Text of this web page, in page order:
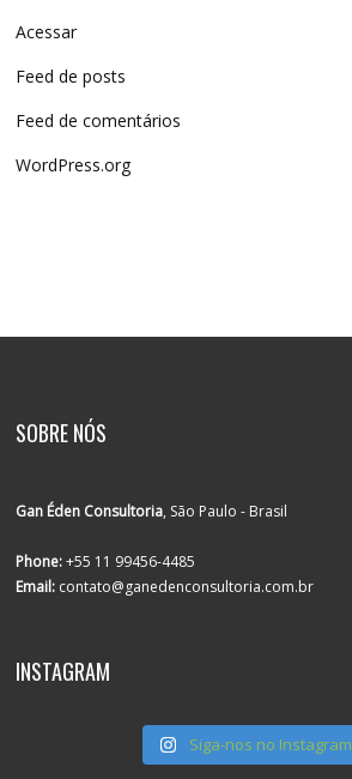
Acessar
Feed de posts
Feed de comentários
WordPress.org
SOBRE NÓS
Gan Éden Consultoria, São Paulo - Brasil
Phone:+55 11 99456-4485
Email: contato@ganedenconsultoria.com.br
INSTAGRAM
Siga-nos no Instagram